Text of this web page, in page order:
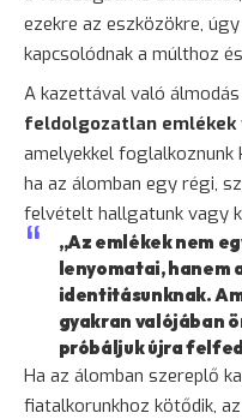
ezekre az eszközökre,
kapcsolódnak a múlthoz
A kazettával való
feldolgozatlan emlékek
amelyekkel foglalkoznunk
ha az álomban egy régi,
felvételt hallgatunk vagy
„Az emlékek nem
lenyomatai, hanem
identitásunknak.
gyakran valójában
próbáljuk újra
Ha az álomban szereplő
fiatalkorunkhoz kötődik,